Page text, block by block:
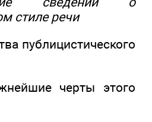
стиле речи
публицистического
черты этого